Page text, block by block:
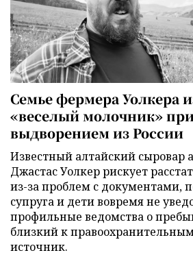
Семье фермера Уолкера
«веселый молочник»
выдворением из России
Известный алтайский сыровар
Джастас Уолкер рискует
из-за проблем с документами,
супруга и дети вовремя не
профильные ведомства о
близкий к
источник.